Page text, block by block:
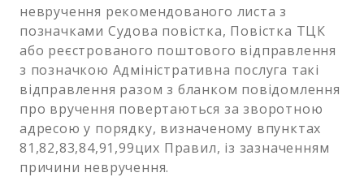
невручення рекомендованого листа з
позначками Судова повістка, Повістка ТЦК
або реєстрованого поштового відправлення
з позначкою Адміністративна послуга такі
відправлення разом з бланком повідомлення
про вручення повертаються за зворотною
адресою у порядку, визначеному впунктах
81,82,83,84,91,99цих Правил, із зазначенням
причини невручення.